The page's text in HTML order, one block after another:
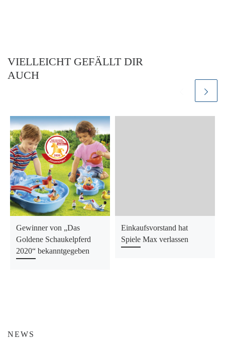
VIELLEICHT GEFÄLLT DIR
AUCH
Gewinner von „Das
Goldene Schaukelpferd
2020“ bekanntgegeben
Einkaufsvorstand hat
Spiele Max verlassen
NEWS